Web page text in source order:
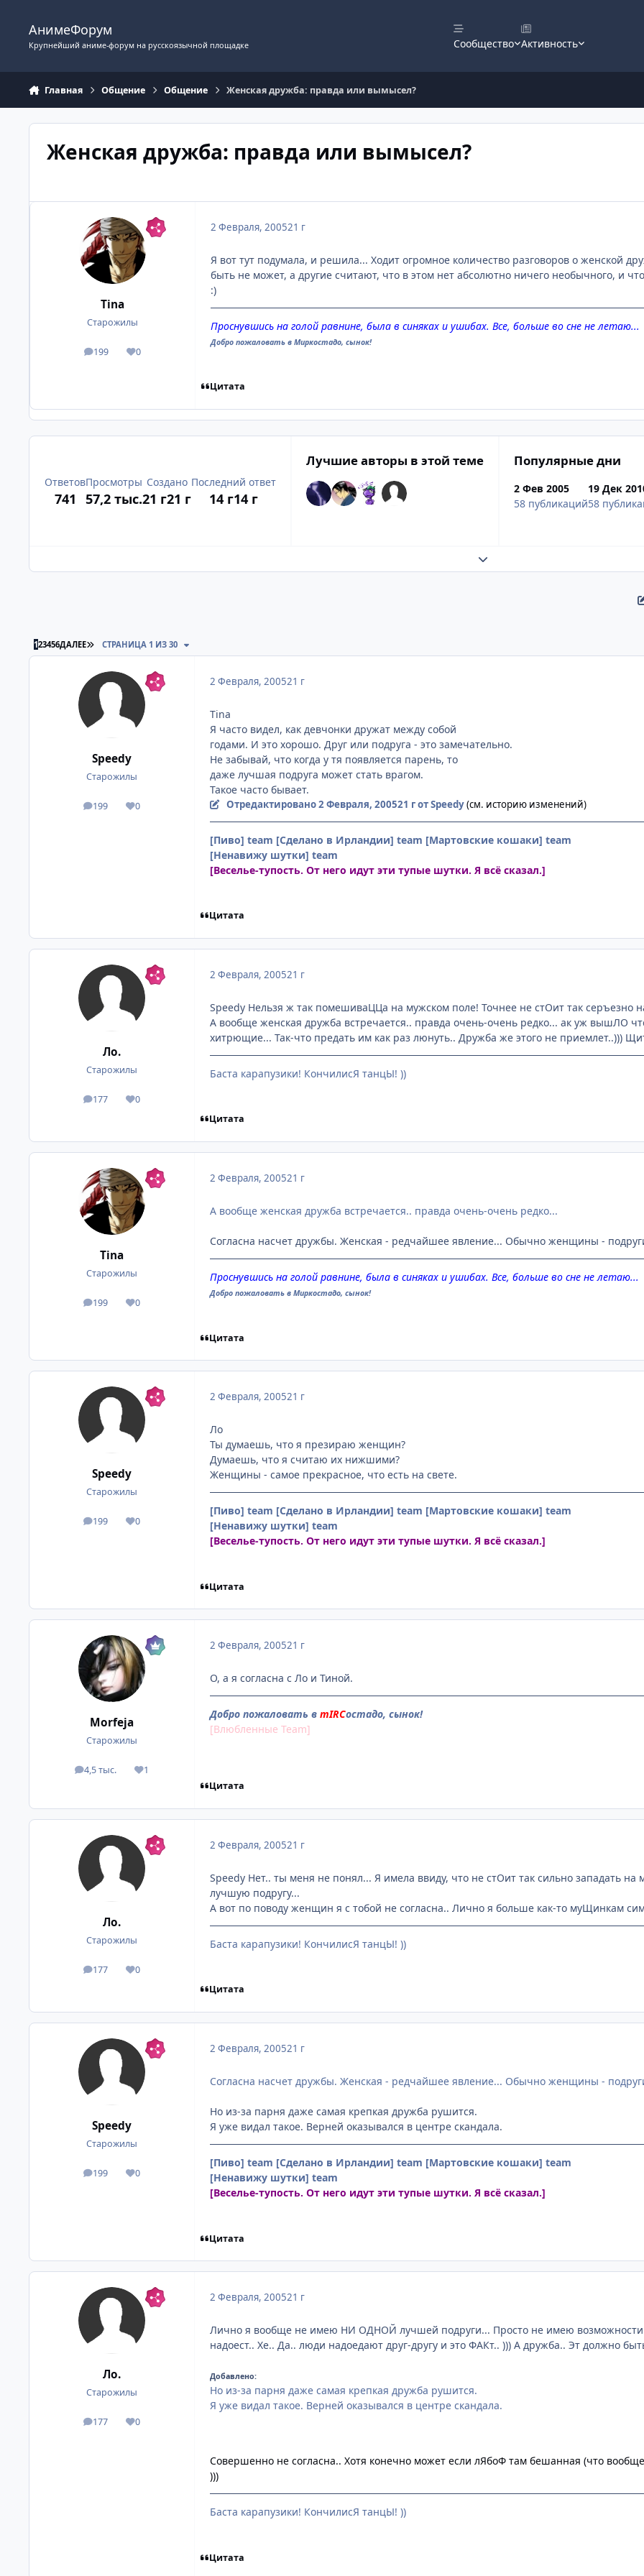
АнимеФорум
Крупнейший аниме-форум на русскоязычной площадке Сообщество Активность
Главная Общение Общение Женская дружба: правда или вымысел?
Женская дружба: правда или вымысел?
Tina
Старожилы
199
посты 0
Репутация
2 Февраля, 200521 г
Я вот тут подумала, и решила... Ходит огромное количество разговоров о женской
быть не может, а другие считают, что в этом нет абсолютно ничего необычного, и
:)
Проснувшись на голой равнине, была в синяках и ушибах. Все, больше во сне не летаю...
Добро пожаловать в Миркостадо, сынок!
Цитата
Ответов
741
Просмотры
57,2 тыс.
Создано
21 г21 г
Последний ответ
14 г14 г
Лучшие авторы в этой теме Популярные дни
2 Фев 2005
58 публикаций
19 Дек
58
Развернуть обзор темы
123456ДАЛЕЕ ПОСЛЕДНЯЯ СТРАНИЦА
СТРАНИЦА 1 ИЗ 30
Speedy
Старожилы
199
посты 0
Репутация
2 Февраля, 200521 г
Tina
Я часто видел, как девчонки дружат между собой
годами. И это хорошо. Друг или подруга - это замечательно.
Не забывай, что когда у тя появляется парень, то
даже лучшая подруга может стать врагом.
Такое часто бывает.
Отредактировано2 Февраля, 200521 гот Speedy(см. историю изменений)
[Пиво] team [Сделано в Ирландии] team [Мартовские кошаки] team
[Ненавижу шутки] team
[Веселье-тупость. От него идут эти тупые шутки. Я всё сказал.]
Цитата
Ло.
Старожилы
177
посты 0
Репутация
2 Февраля, 200521 г
Speedy Нельзя ж так помешиваЦЦа на мужском поле! Точнее не стОит так серъезно
А вообще женская дружба встречается.. правда очень-очень редко... ак уж вышЛО
хитрющие... Так-что предать им как раз люнуть.. Дружба же этого не приемлет..)))
Баста карапузики! КончилисЯ танцЫ! ))
Цитата
Tina
Старожилы
199
посты 0
Репутация
2 Февраля, 200521 г
А вообще женская дружба встречается.. правда очень-очень редко...
Согласна насчет дружбы. Женская - редчайшее явление... Обычно женщины -
Проснувшись на голой равнине, была в синяках и ушибах. Все, больше во сне не летаю...
Добро пожаловать в Миркостадо, сынок!
Цитата
Speedy
Старожилы
199
посты 0
Репутация
2 Февраля, 200521 г
Ло
Ты думаешь, что я презираю женщин?
Думаешь, что я считаю их нижшими?
Женщины - самое прекрасное, что есть на свете.
[Пиво] team [Сделано в Ирландии] team [Мартовские кошаки] team
[Ненавижу шутки] team
[Веселье-тупость. От него идут эти тупые шутки. Я всё сказал.]
Цитата
Morfeja
Старожилы
4,5 тыс.
посты 1
Репутация
2 Февраля, 200521 г
О, а я согласна с Ло и Тиной.
Добро пожаловать в mIRCостадо, сынок!
[Влюбленные Team]
Цитата
Ло.
Старожилы
177
посты 0
Репутация
2 Февраля, 200521 г
Speedy Нет.. ты меня не понял... Я имела ввиду, что не стОит так сильно западать
лучшую подругу...
А вот по поводу женщин я с тобой не согласна.. Лично я больше как-то муЩинкам
Баста карапузики! КончилисЯ танцЫ! ))
Цитата
Speedy
Старожилы
199
посты 0
Репутация
2 Февраля, 200521 г
Согласна насчет дружбы. Женская - редчайшее явление... Обычно женщины -
Но из-за парня даже самая крепкая дружба рушится.
Я уже видал такое. Верней оказывался в центре скандала.
[Пиво] team [Сделано в Ирландии] team [Мартовские кошаки] team
[Ненавижу шутки] team
[Веселье-тупость. От него идут эти тупые шутки. Я всё сказал.]
Цитата
Ло.
Старожилы
177
посты 0
Репутация
2 Февраля, 200521 г
Лично я вообще не имею НИ ОДНОЙ лучшей подруги... Просто не имею
надоест.. Хе.. Да.. люди надоедают друг-другу и это ФАКт.. ))) А дружба.. Эт должно
Добавлено:
Но из-за парня даже самая крепкая дружба рушится.
Я уже видал такое. Верней оказывался в центре скандала.
Совершенно не согласна.. Хотя конечно может если лЯбоФ там бешанная (что
)))
Баста карапузики! КончилисЯ танцЫ! ))
Цитата